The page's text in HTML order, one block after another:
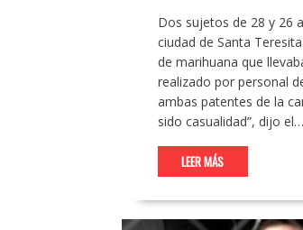
Dos sujetos de 28 y 26
ciudad de Santa
de marihuana que
realizado por personal
ambas patentes de la
sido casualidad”, dijo el…
LEER MÁS